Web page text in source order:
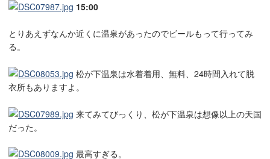
15:00
とりあえずなんか近くに温泉があったのでビールもって行ってみ
る。
松が下温泉は水着着用、無料、24時間入れて脱
衣所もありますよ。
来てみてびっくり、松が下温泉は想像以上の天国
だった。
最高すぎる。